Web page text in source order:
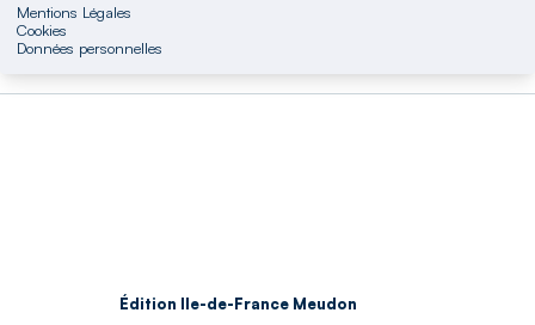
Mentions Légales
Cookies
Données personnelles
Édition Ile-de-France Meudon